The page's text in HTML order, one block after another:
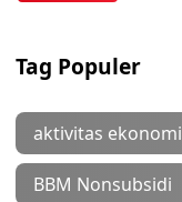
Tag Populer
aktivitas ekonomi
BBM Nonsubsidi